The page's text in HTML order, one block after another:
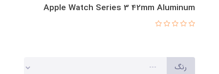
Apple Watch Series 3 42mm Aluminum
رنگ